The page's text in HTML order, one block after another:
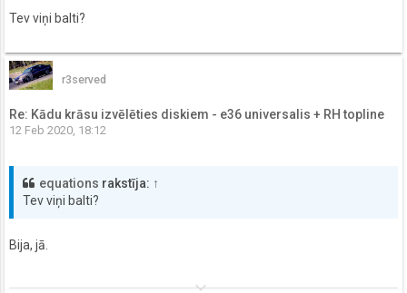
Tev viņi balti?
r3served
Re: Kādu krāsu izvēlēties diskiem - e36 universalis + RH topline
12 Feb 2020, 18:12
equations rakstīja: ↑
Tev viņi balti?
Bija, jā.
keyboard_arrow_down